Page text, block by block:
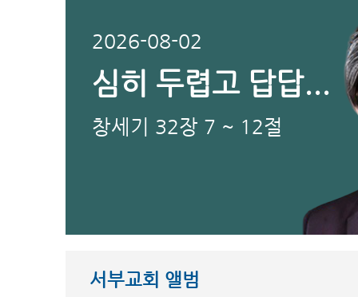
2026-08-02
심히 두렵고 답답...
창세기 32장 7 ~ 12절
서부교회 앨범